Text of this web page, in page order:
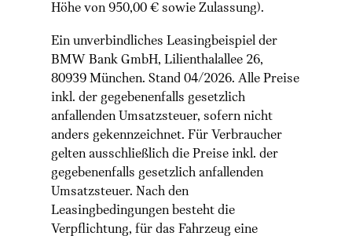
Höhe von 950,00 € sowie Zulassung).
Ein unverbindliches Leasingbeispiel der
BMW Bank GmbH, Lilienthalallee 26,
80939 München. Stand 04/2026. Alle Preise
inkl. der gegebenenfalls gesetzlich
anfallenden Umsatzsteuer, sofern nicht
anders gekennzeichnet. Für Verbraucher
gelten ausschließlich die Preise inkl. der
gegebenenfalls gesetzlich anfallenden
Umsatzsteuer. Nach den
Leasingbedingungen besteht die
Verpflichtung, für das Fahrzeug eine